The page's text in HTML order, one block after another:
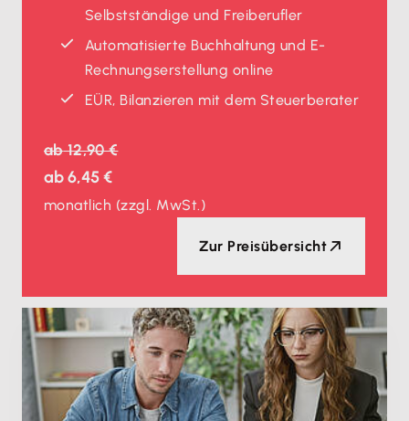
Selbstständige und Freiberufler
Automatisierte Buchhaltung und E-
Rechnungserstellung online
EÜR, Bilanzieren mit dem Steuerberater
ab12,90 €
ab6,45 €
monatlich (zzgl. MwSt.)
Zur Preisübersicht